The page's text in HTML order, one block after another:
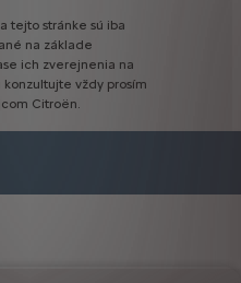
tejto stránke sú iba
na základe
ich zverejnenia na
konzultujte vždy prosím
Citroën.